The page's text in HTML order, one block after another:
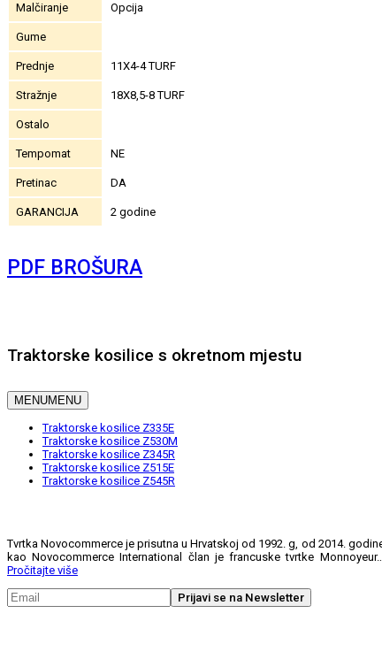
Malčiranje Opcija
Gume
Prednje 11X4-4 TURF
Stražnje 18X8,5-8 TURF
Ostalo
Tempomat NE
Pretinac DA
GARANCIJA 2 godine
PDF BROŠURA
Traktorske kosilice s okretnom mjestu
MENUMENU
Traktorske kosilice Z335E
Traktorske kosilice Z530M
Traktorske kosilice Z345R
Traktorske kosilice Z515E
Traktorske kosilice Z545R
Tvrtka Novocommerce je prisutna u Hrvatskoj od 1992. g, od 2014.
kao Novocommerce International član je francuske tvrtke Monnoyeur…
Pročitajte više